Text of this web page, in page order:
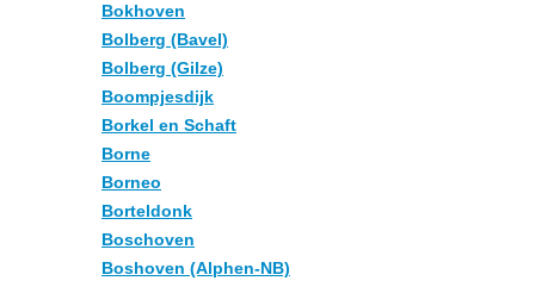
Bokhoven
Bolberg (Bavel)
Bolberg (Gilze)
Boompjesdijk
Borkel en Schaft
Borne
Borneo
Borteldonk
Boschoven
Boshoven (Alphen-NB)